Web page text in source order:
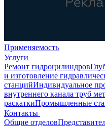
Применяемость
Услуги
Ремонт гидроцилиндров
и изготовление
станцийИндивидуальное
внутреннего канала труб
раскаткиПромышленные
Контакты
Общие отделов